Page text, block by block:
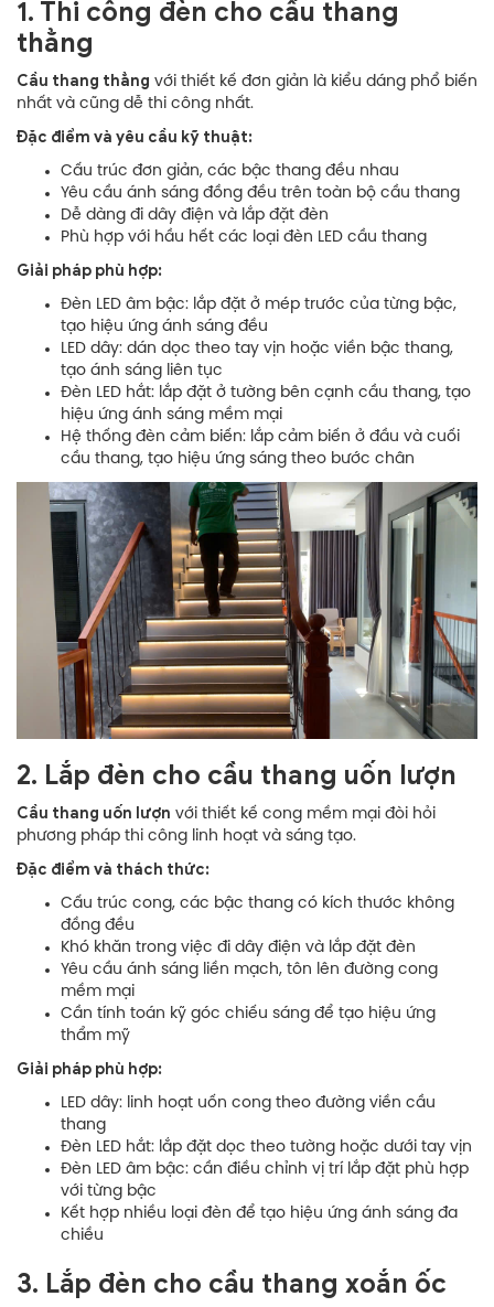
1. Thi công đèn cho cầu thang
thẳng
Cầu thang thẳng với thiết kế đơn giản là kiểu dáng phổ biến
nhất và cũng dễ thi công nhất.
Đặc điểm và yêu cầu kỹ thuật:
Cấu trúc đơn giản, các bậc thang đều nhau
Yêu cầu ánh sáng đồng đều trên toàn bộ cầu thang
Dễ dàng đi dây điện và lắp đặt đèn
Phù hợp với hầu hết các loại đèn LED cầu thang
Giải pháp phù hợp:
Đèn LED âm bậc: lắp đặt ở mép trước của từng bậc,
tạo hiệu ứng ánh sáng đều
LED dây: dán dọc theo tay vịn hoặc viền bậc thang,
tạo ánh sáng liên tục
Đèn LED hắt: lắp đặt ở tường bên cạnh cầu thang, tạo
hiệu ứng ánh sáng mềm mại
Hệ thống đèn cảm biến: lắp cảm biến ở đầu và cuối
cầu thang, tạo hiệu ứng sáng theo bước chân
2. Lắp đèn cho cầu thang uốn lượn
Cầu thang uốn lượn với thiết kế cong mềm mại đòi hỏi
phương pháp thi công linh hoạt và sáng tạo.
Đặc điểm và thách thức:
Cấu trúc cong, các bậc thang có kích thước không
đồng đều
Khó khăn trong việc đi dây điện và lắp đặt đèn
Yêu cầu ánh sáng liền mạch, tôn lên đường cong
mềm mại
Cần tính toán kỹ góc chiếu sáng để tạo hiệu ứng
thẩm mỹ
Giải pháp phù hợp:
LED dây: linh hoạt uốn cong theo đường viền cầu
thang
Đèn LED hắt: lắp đặt dọc theo tường hoặc dưới tay vịn
Đèn LED âm bậc: cần điều chỉnh vị trí lắp đặt phù hợp
với từng bậc
Kết hợp nhiều loại đèn để tạo hiệu ứng ánh sáng đa
chiều
3. Lắp đèn cho cầu thang xoắn ốc